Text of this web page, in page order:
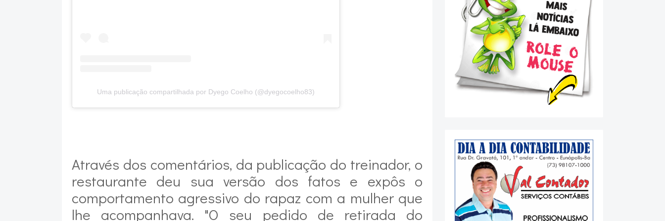
Uma publicação compartilhada por Dyego Coelho (@dyegocoelho83)
Através dos comentários, da publicação do treinador, o
restaurante deu sua versão dos fatos e expôs o
comportamento agressivo do rapaz com a mulher que
lhe acompanhava. "O seu pedido de retirada do